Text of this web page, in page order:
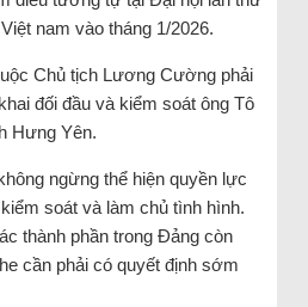
nam vào tháng 1/2026.
Chủ tịch Lương Cường phải
đối đầu và kiểm soát ông Tô
Hưng Yên.
ngừng thể hiện quyền lực
soát và làm chủ tình hình.
thành phần trong Đảng còn
cần phải có quyết định sớm